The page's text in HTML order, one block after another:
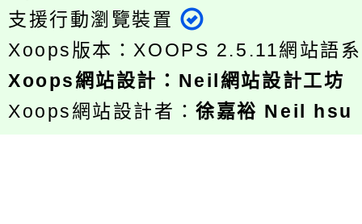
支援行動瀏覽裝置
Xoops版本： XOOPS 2.5.11網站語
Xoops網站設計 ： Neil網站設計工坊
Xoops網站設計者：徐嘉裕 Neil hsu